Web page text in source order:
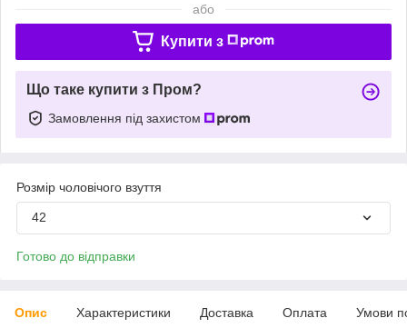
або
Купити з
Що таке купити з Пром?
Замовлення під захистом
Розмір чоловічого взуття
42
Готово до відправки
Опис Характеристики Доставка Оплата Умови